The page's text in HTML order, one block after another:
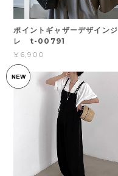
ポイントギャザーデザインジ
レ t-00791
¥6,900